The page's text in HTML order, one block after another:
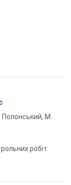
Полонський, М.
робіт